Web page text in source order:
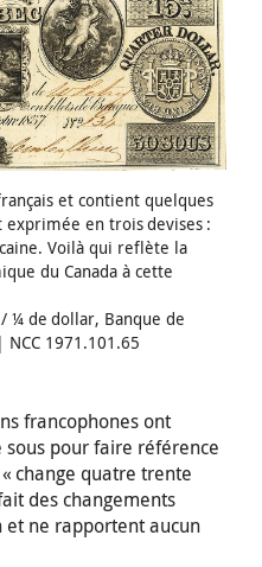
et contient quelques
exprimée en trois devises :
Voilà qui reflète la
du Canada à cette
¼ de dollar, Banque de
NCC 1971.101.65
francophones ont
pour faire référence
change quatre trente
des changements
et ne rapportent aucun